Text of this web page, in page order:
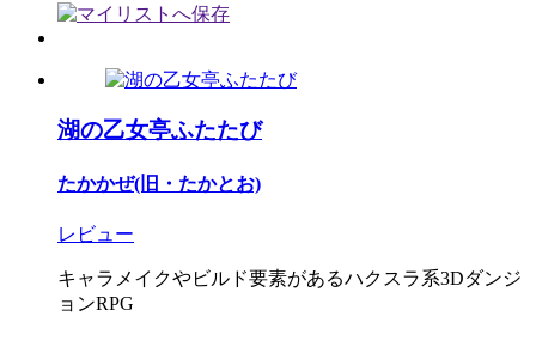
湖の乙女亭ふたたび
たかかぜ(旧・たかとお)
レビュー
キャラメイクやビルド要素があるハクスラ系3Dダンジ
ョンRPG